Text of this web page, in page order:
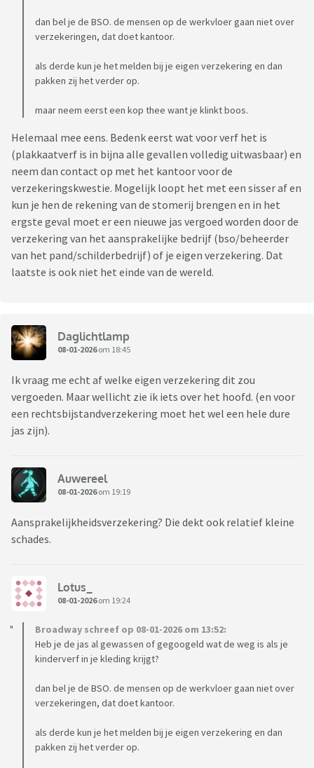
dan bel je de BSO. de mensen op de werkvloer gaan niet over
verzekeringen, dat doet kantoor.
als derde kun je het melden bij je eigen verzekering en dan
pakken zij het verder op.
maar neem eerst een kop thee want je klinkt boos.
Helemaal mee eens. Bedenk eerst wat voor verf het is
(plakkaatverf is in bijna alle gevallen volledig uitwasbaar) en
neem dan contact op met het kantoor voor de
verzekeringskwestie. Mogelijk loopt het met een sisser af en
kun je hen de rekening van de stomerij brengen en in het
ergste geval moet er een nieuwe jas vergoed worden door de
verzekering van het aansprakelijke bedrijf (bso/beheerder
van het pand/schilderbedrijf) of je eigen verzekering. Dat
laatste is ook niet het einde van de wereld.
Daglichtlamp
08-01-2026om 18:45
Ik vraag me echt af welke eigen verzekering dit zou
vergoeden. Maar wellicht zie ik iets over het hoofd. (en voor
een rechtsbijstandverzekering moet het wel een hele dure
jas zijn).
Auwereel
08-01-2026om 19:19
Aansprakelijkheidsverzekering? Die dekt ook relatief kleine
schades.
Lotus_
08-01-2026om 19:24
Broadway schreef op 08-01-2026 om 13:52:
Heb je de jas al gewassen of gegoogeld wat de weg is als je
kinderverf in je kleding krijgt?
dan bel je de BSO. de mensen op de werkvloer gaan niet over
verzekeringen, dat doet kantoor.
als derde kun je het melden bij je eigen verzekering en dan
pakken zij het verder op.